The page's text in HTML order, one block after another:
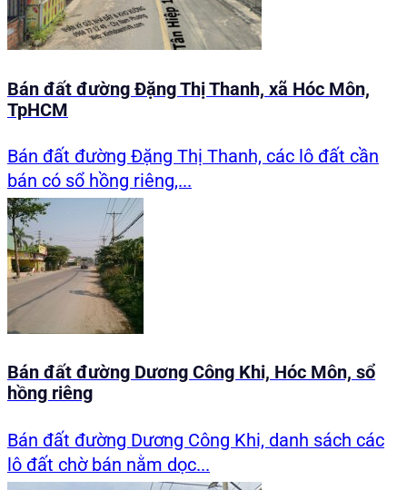
Bán đất đường Đặng Thị Thanh, xã Hóc Môn,
TpHCM
Bán đất đường Đặng Thị Thanh, các lô đất cần
bán có sổ hồng riêng,...
Bán đất đường Dương Công Khi, Hóc Môn, sổ
hồng riêng
Bán đất đường Dương Công Khi, danh sách các
lô đất chờ bán nằm dọc...